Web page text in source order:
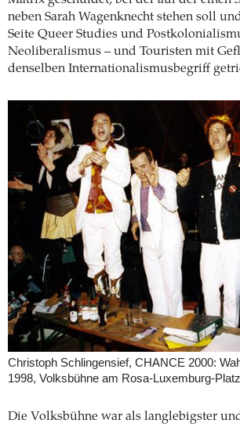
neben Sarah Wagenknecht stehen soll
Seite Queer Studies und
Neoliberalismus – und Touristen mit
denselben Internationalismusbegriff
Christoph Schlingensief, CHANCE 2000:
1998, Volksbühne am Rosa-Luxemburg-
Die Volksbühne war als langlebigster